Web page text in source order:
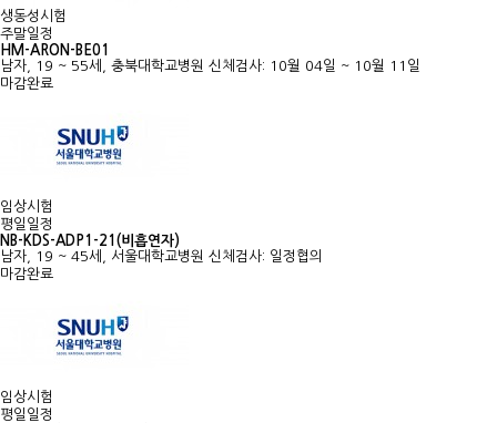
생동성시험
주말일정
HM-ARON-BE01
남자, 19 ~ 55세, 충북대학교병원 신체검사: 10월 04일 ~ 10월 11일
마감완료
임상시험
평일일정
NB-KDS-ADP1-21(비흡연자)
남자, 19 ~ 45세, 서울대학교병원 신체검사: 일정협의
마감완료
임상시험
평일일정